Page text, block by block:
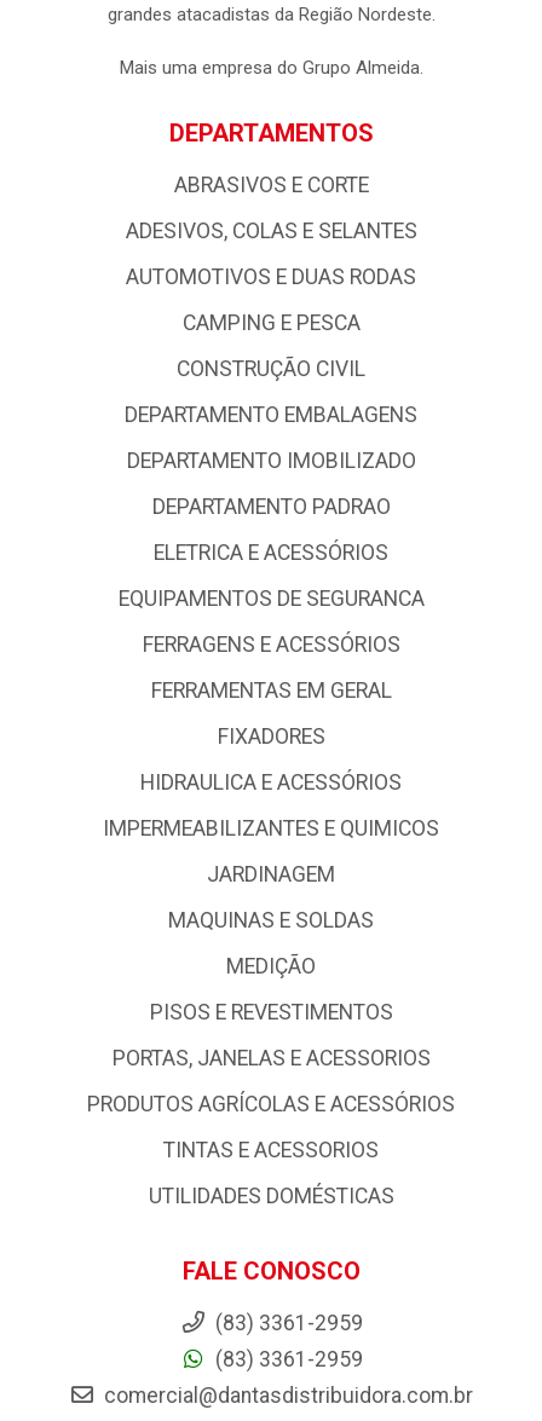
grandes atacadistas da Região Nordeste.
Mais uma empresa do Grupo Almeida.
DEPARTAMENTOS
ABRASIVOS E CORTE
ADESIVOS, COLAS E SELANTES
AUTOMOTIVOS E DUAS RODAS
CAMPING E PESCA
CONSTRUÇÃO CIVIL
DEPARTAMENTO EMBALAGENS
DEPARTAMENTO IMOBILIZADO
DEPARTAMENTO PADRAO
ELETRICA E ACESSÓRIOS
EQUIPAMENTOS DE SEGURANCA
FERRAGENS E ACESSÓRIOS
FERRAMENTAS EM GERAL
FIXADORES
HIDRAULICA E ACESSÓRIOS
IMPERMEABILIZANTES E QUIMICOS
JARDINAGEM
MAQUINAS E SOLDAS
MEDIÇÃO
PISOS E REVESTIMENTOS
PORTAS, JANELAS E ACESSORIOS
PRODUTOS AGRÍCOLAS E ACESSÓRIOS
TINTAS E ACESSORIOS
UTILIDADES DOMÉSTICAS
FALE CONOSCO
(83) 3361-2959
(83) 3361-2959
comercial@dantasdistribuidora.com.br